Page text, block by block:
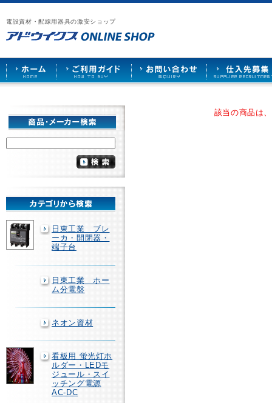
電設資材・配線用器具の激安ショップ
漏
電
ブ
レ
ー
カ
ー
や
照
ケ
ッ
ト
な
で
販
売
ア
ウ
イ
ス
HOME
ご
用
ガ
ド
お
い
合
せ
仕
先
募
日東工業 ブレ
ーカ・開閉器・
端子台
日東工業 ホー
ム分電盤
ネオン資材
看板用 蛍光灯ホ
ルダー・LEDモ
ジュール・スイ
ッチング電源
AC-DC
該当の商品は